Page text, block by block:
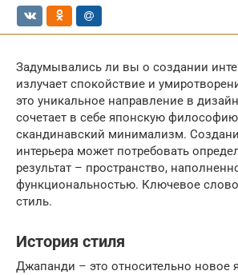
Задумывались ли вы о создании
излучает спокойствие и
это уникальное направление в
сочетает в себе японскую
скандинавский минимализм.
интерьера может потребовать
результат – пространство,
функциональностью. Ключевое
стиль.
История стиля
Джапанди – это относительно новое